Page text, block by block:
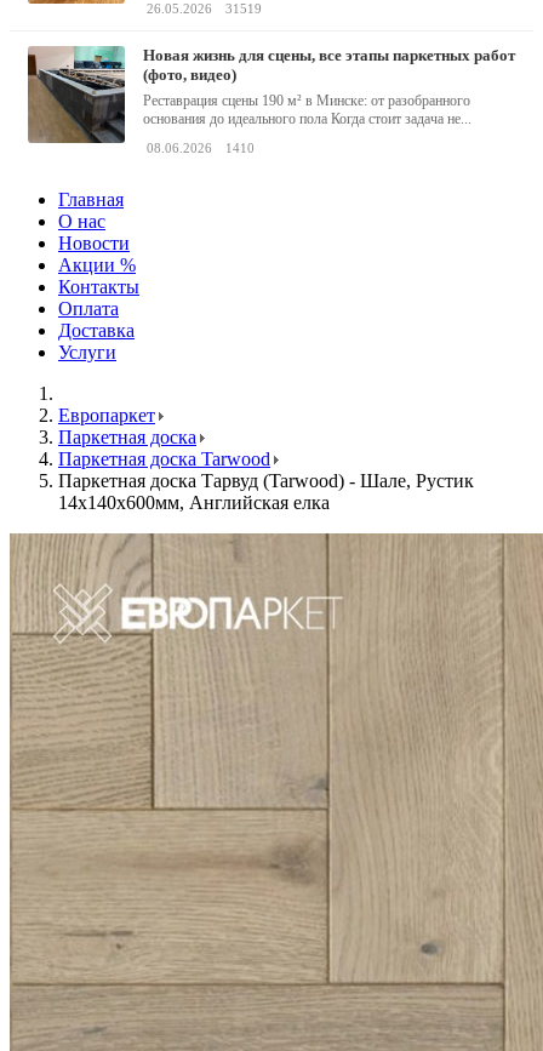
26.05.2026 31519
новая жизнь для сцены, все этапы паркетных работ
(фото, видео)
Реставрация сцены 190 м² в Минске: от разобранного
основания до идеального пола Когда стоит задача не...
08.06.2026 1410
Главная
О нас
Новости
Акции %
Контакты
Оплата
Доставка
Услуги
Европаркет
Паркетная доска
Паркетная доска Tarwood
Паркетная доска Тарвуд (Tarwood) - Шале, Рустик
14х140х600мм, Английская елка